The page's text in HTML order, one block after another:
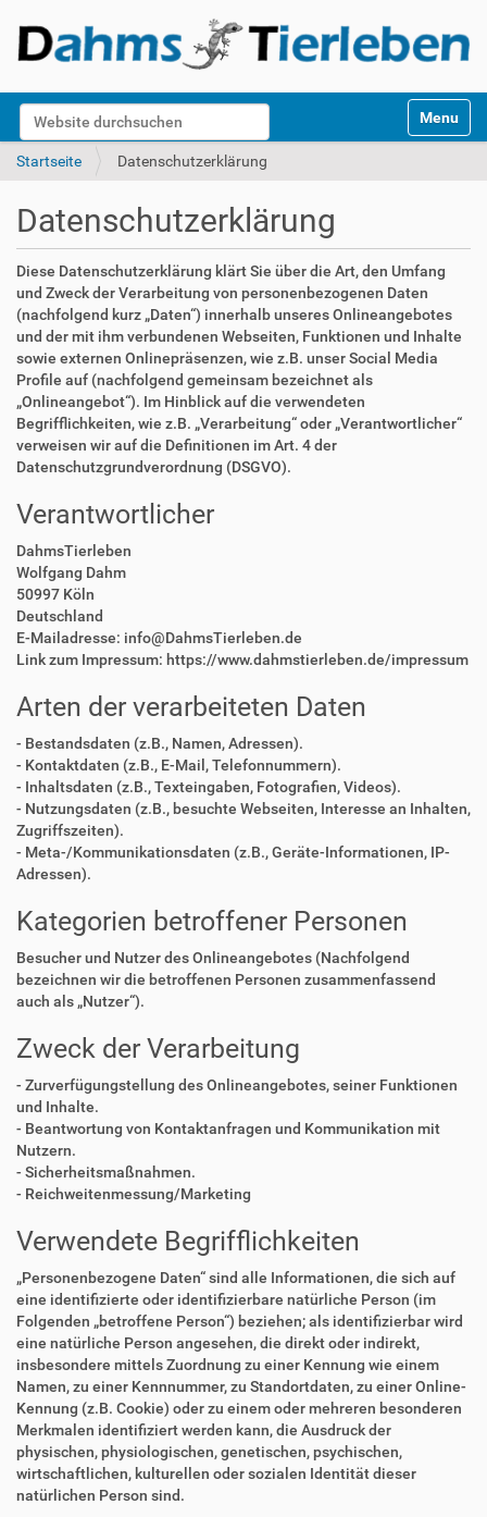
Website durchsuchen
k
Toggle
Startseite Datenschutzerklärung
Datenschutzerklärung
Diese Datenschutzerklärung klärt Sie über die Art, den Umfang
und Zweck der Verarbeitung von personenbezogenen Daten
(nachfolgend kurz „Daten“) innerhalb unseres Onlineangebotes
und der mit ihm verbundenen Webseiten, Funktionen und Inhalte
sowie externen Onlinepräsenzen, wie z.B. unser Social Media
Profile auf (nachfolgend gemeinsam bezeichnet als
„Onlineangebot“). Im Hinblick auf die verwendeten
Begrifflichkeiten, wie z.B. „Verarbeitung“ oder „Verantwortlicher“
verweisen wir auf die Definitionen im Art. 4 der
Datenschutzgrundverordnung (DSGVO).
Verantwortlicher
DahmsTierleben
Wolfgang Dahm
50997 Köln
Deutschland
E-Mailadresse: info@DahmsTierleben.de
Link zum Impressum: https://www.dahmstierleben.de/impressum
Arten der verarbeiteten Daten
- Bestandsdaten (z.B., Namen, Adressen).
- Kontaktdaten (z.B., E-Mail, Telefonnummern).
- Inhaltsdaten (z.B., Texteingaben, Fotografien, Videos).
- Nutzungsdaten (z.B., besuchte Webseiten, Interesse an Inhalten,
Zugriffszeiten).
- Meta-/Kommunikationsdaten (z.B., Geräte-Informationen, IP-
Adressen).
Kategorien betroffener Personen
Besucher und Nutzer des Onlineangebotes (Nachfolgend
bezeichnen wir die betroffenen Personen zusammenfassend
auch als „Nutzer“).
Zweck der Verarbeitung
- Zurverfügungstellung des Onlineangebotes, seiner Funktionen
und Inhalte.
- Beantwortung von Kontaktanfragen und Kommunikation mit
Nutzern.
- Sicherheitsmaßnahmen.
- Reichweitenmessung/Marketing
Verwendete Begrifflichkeiten
„Personenbezogene Daten“ sind alle Informationen, die sich auf
eine identifizierte oder identifizierbare natürliche Person (im
Folgenden „betroffene Person“) beziehen; als identifizierbar wird
eine natürliche Person angesehen, die direkt oder indirekt,
insbesondere mittels Zuordnung zu einer Kennung wie einem
Namen, zu einer Kennnummer, zu Standortdaten, zu einer Online-
Kennung (z.B. Cookie) oder zu einem oder mehreren besonderen
Merkmalen identifiziert werden kann, die Ausdruck der
physischen, physiologischen, genetischen, psychischen,
wirtschaftlichen, kulturellen oder sozialen Identität dieser
natürlichen Person sind.